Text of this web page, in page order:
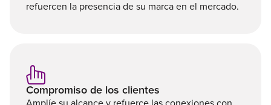
refuercen la presencia de su marca en el mercado.
Compromiso de los clientes